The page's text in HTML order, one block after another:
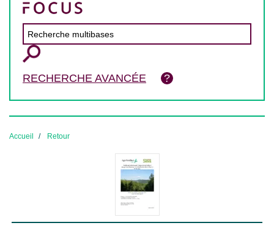
RECHERCHE AVANCÉE
Accueil Retour